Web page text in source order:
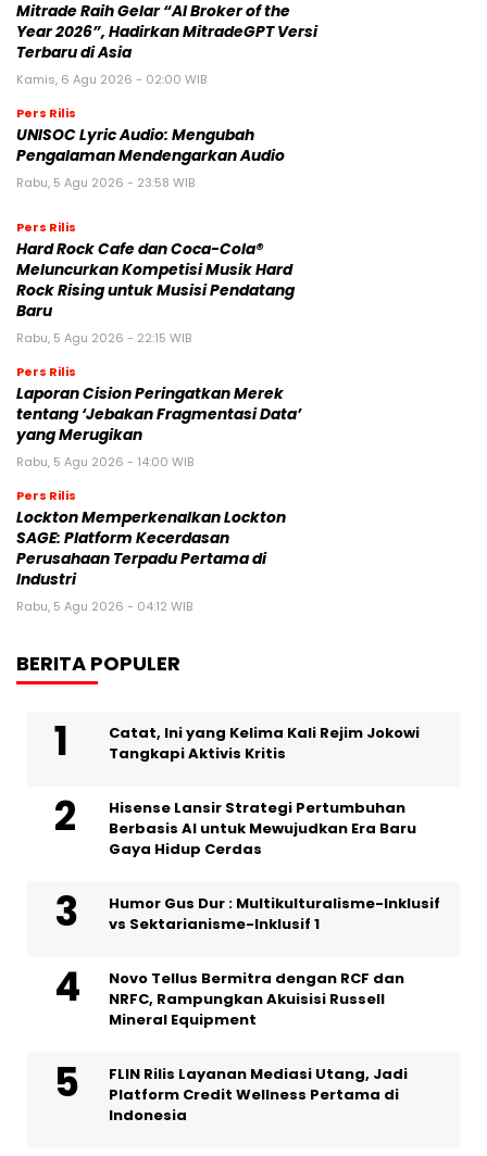
Mitrade Raih Gelar “AI Broker of the
Year 2026”, Hadirkan MitradeGPT Versi
Terbaru di Asia
Kamis, 6 Agu 2026 - 02:00 WIB
Pers Rilis
UNISOC Lyric Audio: Mengubah
Pengalaman Mendengarkan Audio
Rabu, 5 Agu 2026 - 23:58 WIB
Pers Rilis
Hard Rock Cafe dan Coca-Cola®
Meluncurkan Kompetisi Musik Hard
Rock Rising untuk Musisi Pendatang
Baru
Rabu, 5 Agu 2026 - 22:15 WIB
Pers Rilis
Laporan Cision Peringatkan Merek
tentang ‘Jebakan Fragmentasi Data’
yang Merugikan
Rabu, 5 Agu 2026 - 14:00 WIB
Pers Rilis
Lockton Memperkenalkan Lockton
SAGE: Platform Kecerdasan
Perusahaan Terpadu Pertama di
Industri
Rabu, 5 Agu 2026 - 04:12 WIB
BERITA POPULER
Catat, Ini yang Kelima Kali Rejim Jokowi
Tangkapi Aktivis Kritis
Hisense Lansir Strategi Pertumbuhan
Berbasis AI untuk Mewujudkan Era Baru
Gaya Hidup Cerdas
Humor Gus Dur : Multikulturalisme-Inklusif
vs Sektarianisme-Inklusif 1
Novo Tellus Bermitra dengan RCF dan
NRFC, Rampungkan Akuisisi Russell
Mineral Equipment
FLIN Rilis Layanan Mediasi Utang, Jadi
Platform Credit Wellness Pertama di
Indonesia